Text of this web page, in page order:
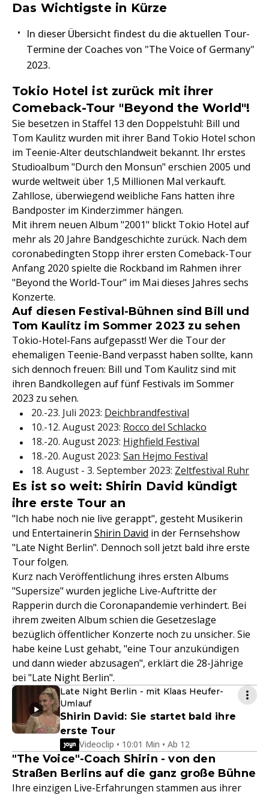
Das Wichtigste in Kürze
In dieser Übersicht findest du die aktuellen Tour-
Termine der Coaches von "The Voice of Germany"
2023.
Tokio Hotel ist zurück mit ihrer
Comeback-Tour "Beyond the World"!
Sie besetzen in Staffel 13 den Doppelstuhl: Bill und
Tom Kaulitz wurden mit ihrer Band Tokio Hotel schon
im Teenie-Alter deutschlandweit bekannt. Ihr erstes
Studioalbum "Durch den Monsun" erschien 2005 und
wurde weltweit über 1,5 Millionen Mal verkauft.
Zahllose, überwiegend weibliche Fans hatten ihre
Bandposter im Kinderzimmer hängen.
Mit ihrem neuen Album "2001" blickt Tokio Hotel auf
mehr als 20 Jahre Bandgeschichte zurück. Nach dem
coronabedingten Stopp ihrer ersten Comeback-Tour
Anfang 2020 spielte die Rockband im Rahmen ihrer
"Beyond the World-Tour" im Mai dieses Jahres sechs
Konzerte.
Auf diesen Festival-Bühnen sind Bill und
Tom Kaulitz im Sommer 2023 zu sehen
Tokio-Hotel-Fans aufgepasst! Wer die Tour der
ehemaligen Teenie-Band verpasst haben sollte, kann
sich dennoch freuen: Bill und Tom Kaulitz sind mit
ihren Bandkollegen auf fünf Festivals im Sommer
2023 zu sehen.
20.-23. Juli 2023: Deichbrandfestival
10.-12. August 2023: Rocco del Schlacko
18.-20. August 2023: Highfield Festival
18.-20. August 2023: San Hejmo Festival
18. August - 3. September 2023: Zeltfestival Ruhr
Es ist so weit: Shirin David kündigt
ihre erste Tour an
"Ich habe noch nie live gerappt", gesteht Musikerin
und Entertainerin Shirin David in der Fernsehshow
"Late Night Berlin". Dennoch soll jetzt bald ihre erste
Tour folgen.
Kurz nach Veröffentlichung ihres ersten Albums
"Supersize" wurden jegliche Live-Auftritte der
Rapperin durch die Coronapandemie verhindert. Bei
ihrem zweiten Album schien die Gesetzeslage
bezüglich öffentlicher Konzerte noch zu unsicher. Sie
habe keine Lust gehabt, "eine Tour anzukündigen
und dann wieder abzusagen", erklärt die 28-Jährige
bei "Late Night Berlin".
Late Night Berlin - mit Klaas Heufer-
Umlauf
Shirin David: Sie startet bald ihre
erste Tour
Videoclip • 10:01 Min • Ab 12
"The Voice"-Coach Shirin - von den
Straßen Berlins auf die ganz große Bühne
Ihre einzigen Live-Erfahrungen stammen aus ihrer